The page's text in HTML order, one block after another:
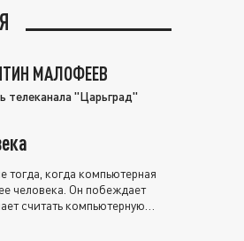
МАЛОФЕЕВ
телеканала "Царьград"
когда компьютерная
человека. Он побеждает
считать компьютерную